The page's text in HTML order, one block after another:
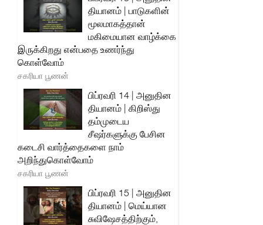
தியானம் | பாடுகளின்
மூலமாகத்தான்
மகிமையான வாழ்க்கை
இருக்கிறது என்பதை உணர்ந்து
கொள்வோம்
சகரியா பூணன்
பிப்ரவரி 14 | அனுதின
தியானம் | கிறிஸ்து
தம்முடைய
சீஷர்களுக்கு பேசின
கடைசி வார்த்தைகளை நாம்
அறிந்துகொள்வோம்
சகரியா பூணன்
பிப்ரவரி 15 | அனுதின
தியானம் | மெய்யான
சுவிஷேசத்திற்கும்,